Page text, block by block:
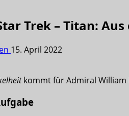
Trek – Titan:
15. April 2022
kommt für Admiral William